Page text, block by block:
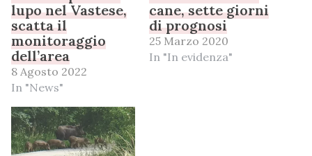
lupo nel Vastese,
scatta il
monitoraggio
dell’area
8 Agosto 2022
In "News"
cane, sette giorni
di prognosi
25 Marzo 2020
In "In evidenza"